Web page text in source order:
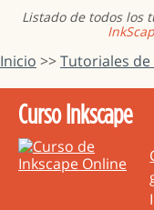
Listado de todos los
Inicio >>Tutoriales de
Curso Inkscape